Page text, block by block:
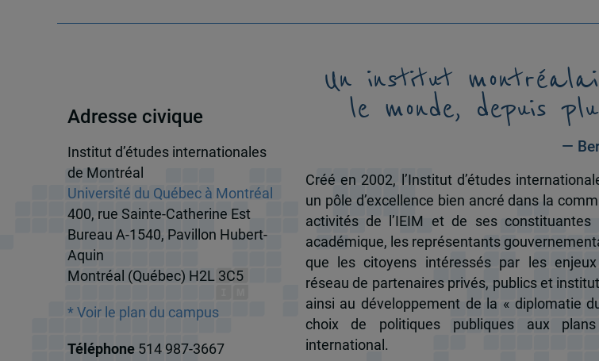
Adresse civique
Institut d’études internationales
de Montréal
Université du Québec à Montréal
400, rue Sainte-Catherine Est
Bureau A-1540, Pavillon Hubert-
Aquin
Montréal (Québec) H2L 3C5
* Voir le plan du campus
Téléphone 514 987-3667
Un institut
le monde, depuis
—
Créé en 2002, l’Institut d’études
un pôle d’excellence bien ancré dans la
activités de l’IEIM et de ses
académique, les représentants
que les citoyens intéressés par les
réseau de partenaires privés, publics et
ainsi au développement de la « diplomatie
choix de politiques publiques aux
international.